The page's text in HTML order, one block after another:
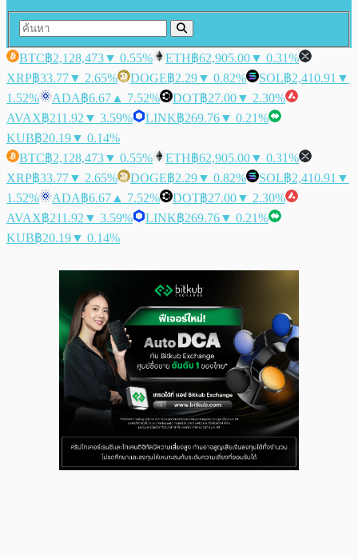
BTC฿2,128,473▼ 0.55% ETH฿62,905.00▼ 0.31%
XRP฿33.77▼ 2.65% DOGE฿2.29▼ 0.82% SOL฿2,410.91 ▼
1.52%
ADA฿6.67 ▲ 7.52% DOT฿27.00▼ 2.30%
AVAX฿211.92 ▼ 3.59% LINK฿269.76▼ 0.21%
KUB฿20.19▼ 0.14%
BTC฿2,128,473▼ 0.55% ETH฿62,905.00▼ 0.31%
XRP฿33.77▼ 2.65% DOGE฿2.29▼ 0.82% SOL฿2,410.91 ▼
1.52%
ADA฿6.67 ▲ 7.52% DOT฿27.00▼ 2.30%
AVAX฿211.92 ▼ 3.59% LINK฿269.76▼ 0.21%
KUB฿20.19▼ 0.14%